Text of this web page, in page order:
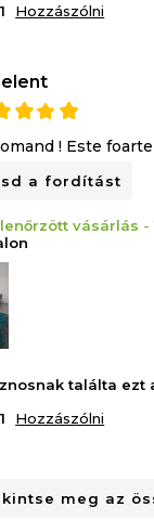
1
Hozzászólni
! Este
a fordítást
vásárlás -
találta ezt
1
Hozzászólni
meg az